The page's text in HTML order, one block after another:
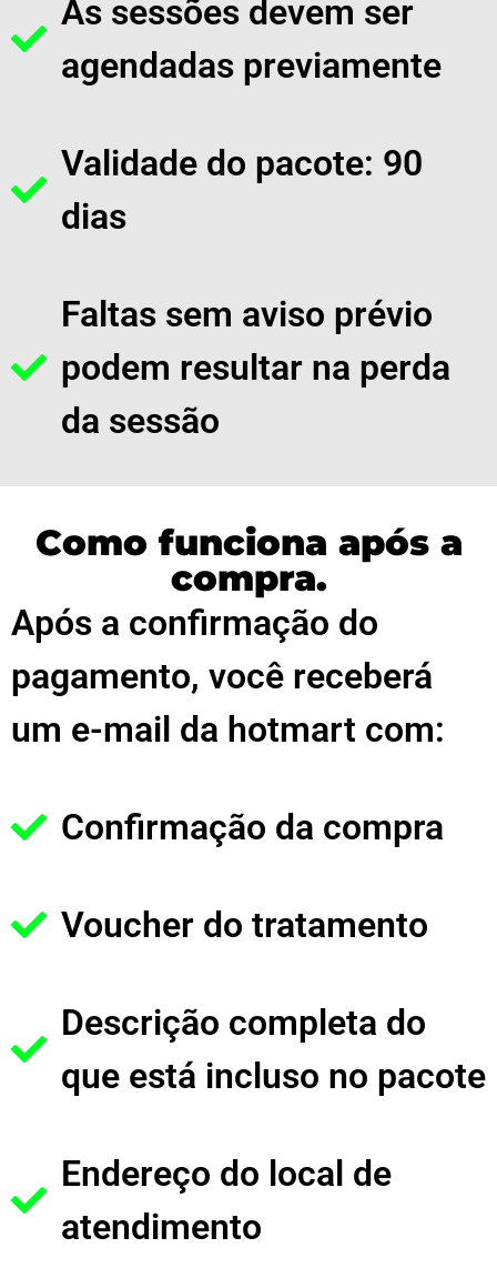
As sessões devem ser
agendadas previamente
Validade do pacote: 90
dias
Faltas sem aviso prévio
podem resultar na perda
da sessão
Como funciona após a
compra.
Após a confirmação do
pagamento, você receberá
um e-mail da hotmart com:
Confirmação da compra
Voucher do tratamento
Descrição completa do
que está incluso no pacote
Endereço do local de
atendimento